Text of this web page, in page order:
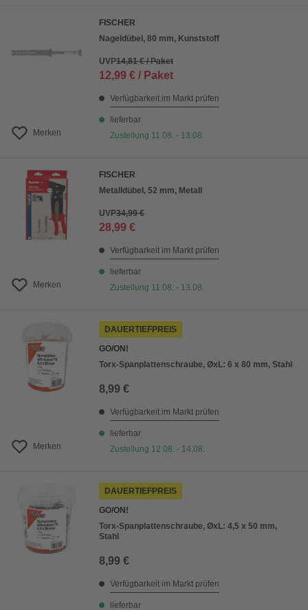
Merken
FISCHER
Nageldübel, 80 mm, Kunststoff
UVP14,81 € / Paket
12,99 € / Paket
Verfügbarkeit im Markt prüfen
lieferbar
Zustellung 11.08. - 13.08.
Merken
FISCHER
Metalldübel, 52 mm, Metall
UVP34,99 €
28,99 €
Verfügbarkeit im Markt prüfen
lieferbar
Zustellung 11.08. - 13.08.
Merken
DAUERTIEFPREIS
GO/ON!
Torx-Spanplattenschraube, ØxL: 6 x 80 mm, Stahl
8,99 €
Verfügbarkeit im Markt prüfen
lieferbar
Zustellung 12.08. - 14.08.
DAUERTIEFPREIS
GO/ON!
Torx-Spanplattenschraube, ØxL: 4,5 x 50 mm,
Stahl
8,99 €
Verfügbarkeit im Markt prüfen
lieferbar